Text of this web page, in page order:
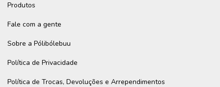
Produtos
Fale com a gente
Sobre a Pólibólebuu
Política de Privacidade
Política de Trocas, Devoluções e Arrependimentos